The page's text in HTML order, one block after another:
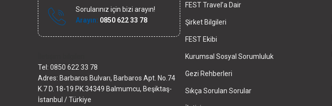
Sorularınız için bizi arayın!
Arayın: 0850 622 33 78
Tel: 0850 622 33 78
Adres: Barbaros Bulvarı, Barbaros Apt. No.74
K.7 D. 18-19 PK.34349 Balmumcu, Beşiktaş-
İstanbul / Türkiye
FEST Travel’a Dair
Şirket Bilgileri
FEST Ekibi
Kurumsal Sosyal Sorumluluk
Gezi Rehberleri
Sıkça Sorulan Sorular